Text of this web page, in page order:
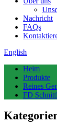
Nachricht
FAQs
English
Heim
Produkte
Reines
FD